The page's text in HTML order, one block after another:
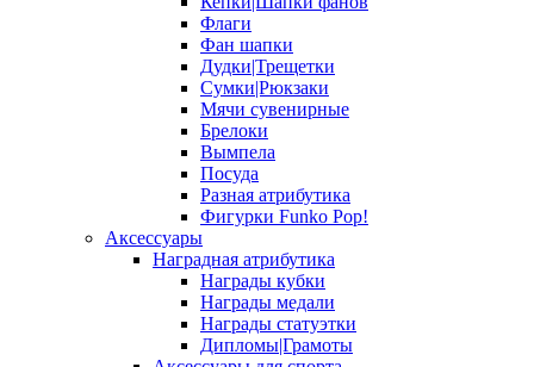
Флаги
Фан шапки
Дудки|Трещетки
Сумки|Рюкзаки
Мячи сувенирные
Брелоки
Вымпела
Посуда
Разная атрибутика
Фигурки Funko Pop!
Аксессуары
Наградная атрибутика
Награды кубки
Награды медали
Награды статуэтки
Дипломы|Грамоты